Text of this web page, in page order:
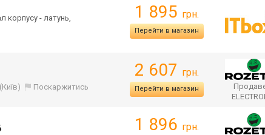
корпусу - латунь,
1 895 грн.
Перейти в магазин
(Київ) Поскаржитись
2 607 грн.
Перейти в магазин
1 896 грн.